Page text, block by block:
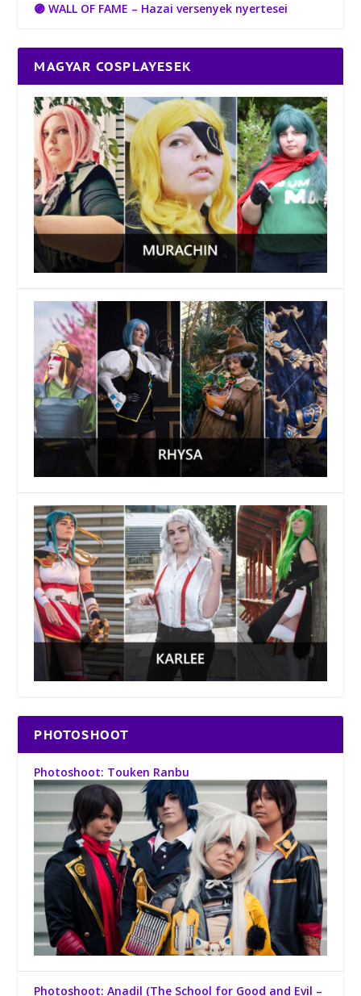
🟣 WALL OF FAME – Hazai versenyek nyertesei
MAGYAR COSPLAYESEK
PHOTOSHOOT
Photoshoot: Touken Ranbu
Photoshoot: Anadil (The School for Good and Evil –